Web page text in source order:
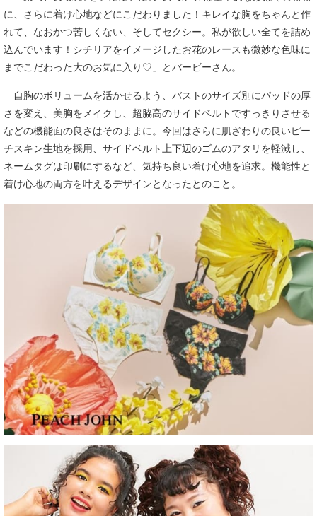
に、さらに着け心地などにこだわりました！キレイな胸をちゃんと作
れて、なおかつ苦しくない、そしてセクシー。私が欲しい全てを詰め
込んでいます！シチリアをイメージしたお花のレースも微妙な色味に
までこだわった大のお気に入り♡」とバービーさん。
自胸のボリュームを活かせるよう、バストのサイズ別にパッドの厚
さを変え、美胸をメイクし、超脇高のサイドベルトですっきりさせる
などの機能面の良さはそのままに。今回はさらに肌ざわりの良いピー
チスキン生地を採用、サイドベルト上下辺のゴムのアタリを軽減し、
ネームタグは印刷にするなど、気持ち良い着け心地を追求。機能性と
着け心地の両方を叶えるデザインとなったとのこと。